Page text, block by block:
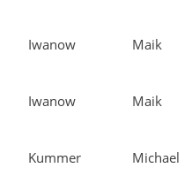
Iwanow Maik
Iwanow Maik
Kummer Michael